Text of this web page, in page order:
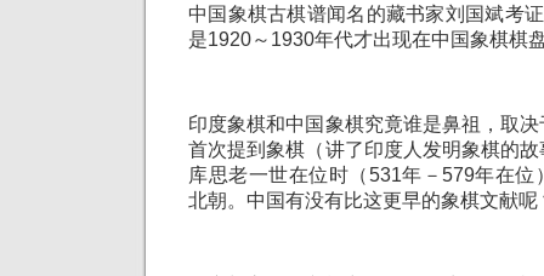
中国象棋古棋谱闻名的藏书家刘国斌考
是1920～1930年代才出现在中国象棋棋
印度象棋和中国象棋究竟谁是鼻祖，取
首次提到象棋（讲了印度人发明象棋的
库思老一世在位时（531年－579年在位
北朝。中国有没有比这更早的象棋文献呢